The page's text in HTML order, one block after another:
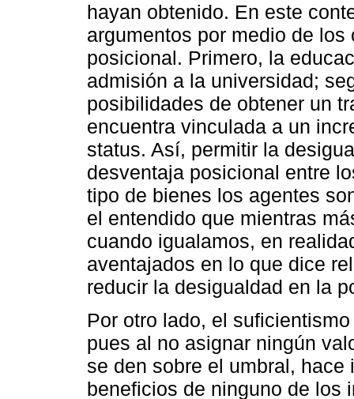
hayan obtenido. En este
argumentos por medio de
posicional. Primero, la
admisión a la universidad;
posibilidades de obtener un
encuentra vinculada a un
status. Así, permitir la
desventaja posicional entre
tipo de bienes los agentes
el entendido que mientras
cuando igualamos, en
aventajados en lo que dice
reducir la desigualdad en la
Por otro lado, el
pues al no asignar ningún
se den sobre el umbral,
beneficios de ninguno de los